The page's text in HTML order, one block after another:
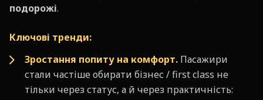
подорожі.
Ключові тренди:
Зростання попиту на комфорт. Пасажири
стали частіше обирати бізнес / first class не
тільки через статус, а й через практичність: